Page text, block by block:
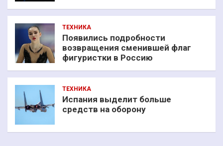
ТЕХНИКА
Появились подробности
возвращения сменившей флаг
фигуристки в Россию
ТЕХНИКА
Испания выделит больше
средств на оборону